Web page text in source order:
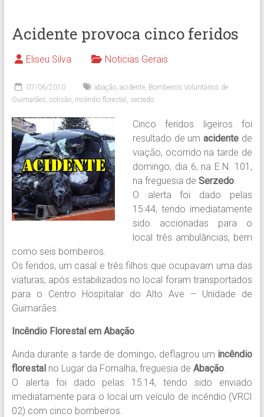
Acidente provoca cinco feridos
Eliseu Silva Noticias Gerais
07/06/2010 abação, acidente, Bombeiros Voluntários de
Guimarães, colisão, incêndio florestal , serzedo
Cinco feridos ligeiros foi
resultado de umacidente de
viação, ocorrido na tarde de
domingo, dia 6, na E.N. 101,
na freguesia de Serzedo.
O alerta foi dado pelas
15:44, tendo imediatamente
sido accionadas para o
local três ambulâncias, bem
como seis bombeiros.
Os feridos, um casal e três filhos que ocupavam uma das
viaturas, após estabilizados no local foram transportados
para o Centro Hospitalar do Alto Ave – Unidade de
Guimarães.
Incêndio Florestal em Abação
Ainda durante a tarde de domingo, deflagrou um incêndio
florestalno Lugar da Fornalha, freguesia de Abação.
O alerta foi dado pelas 15:14, tendo sido enviado
imediatamente para o local um veículo de incêndio (VRCI
02) com cinco bombeiros.